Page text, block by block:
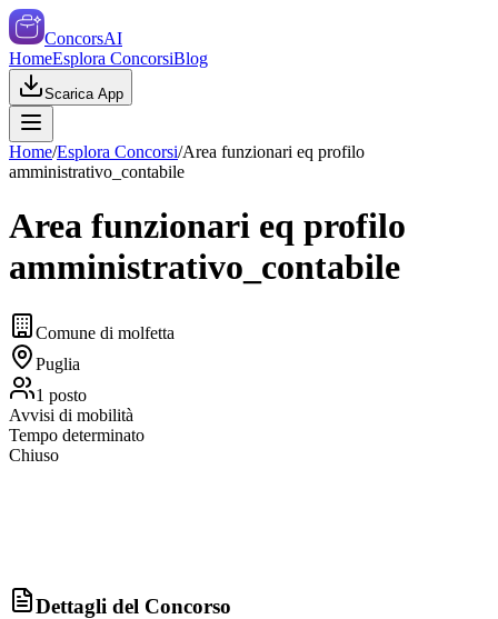
ConcorsAI
HomeEsplora ConcorsiBlog
Scarica App
Home/Esplora Concorsi/Area funzionari eq profilo
amministrativo_contabile
Area funzionari eq profilo
amministrativo_contabile
Comune di molfetta
Puglia
1 posto
Avvisi di mobilità
Tempo determinato
Chiuso
Dettagli del Concorso